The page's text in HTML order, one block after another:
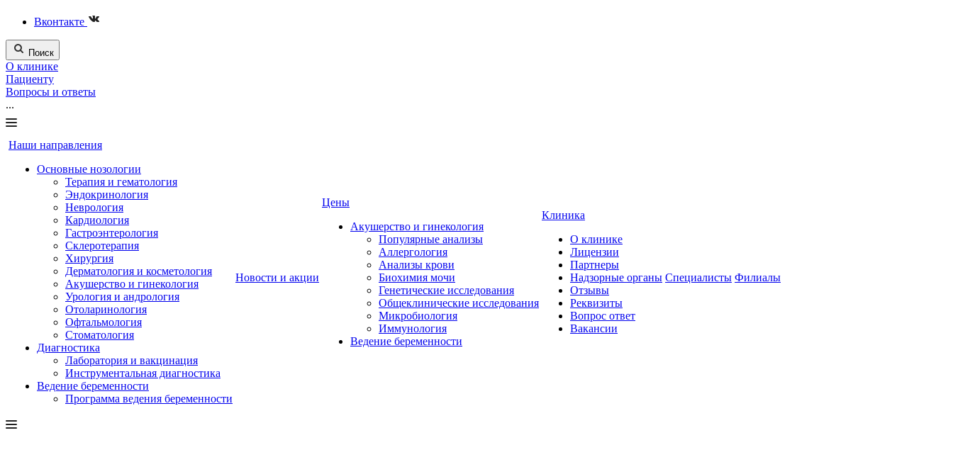
Вконтакте
Поиск
О клинике
Пациенту
Вопросы и ответы
...
Наши направления
Основные нозологии
Терапия и гематология
Эндокринология
Неврология
Кардиология
Гастроэнтерология
Склеротерапия
Хирургия
Дерматология и косметология
Акушерство и гинекология
Урология и андрология
Отоларинология
Офтальмология
Стоматология
Диагностика
Лаборатория и вакцинация
Инструментальная диагностика
Ведение беременности
Программа ведения беременности
Новости и акции
Цены
Акушерство и гинекология
Популярные анализы
Аллергология
Анализы крови
Биохимия мочи
Генетические исследования
Общеклинические исследования
Микробиология
Иммунология
Ведение беременности
Клиника
О клинике
Лицензии
Партнеры
Надзорные органы
Отзывы
Реквизиты
Вопрос ответ
Вакансии
Специалисты Филиалы